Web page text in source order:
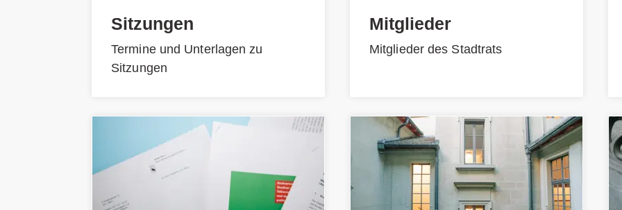
Sitzungen
Termine und Unterlagen zu
Sitzungen
Mitglieder
Mitglieder des Stadtrats